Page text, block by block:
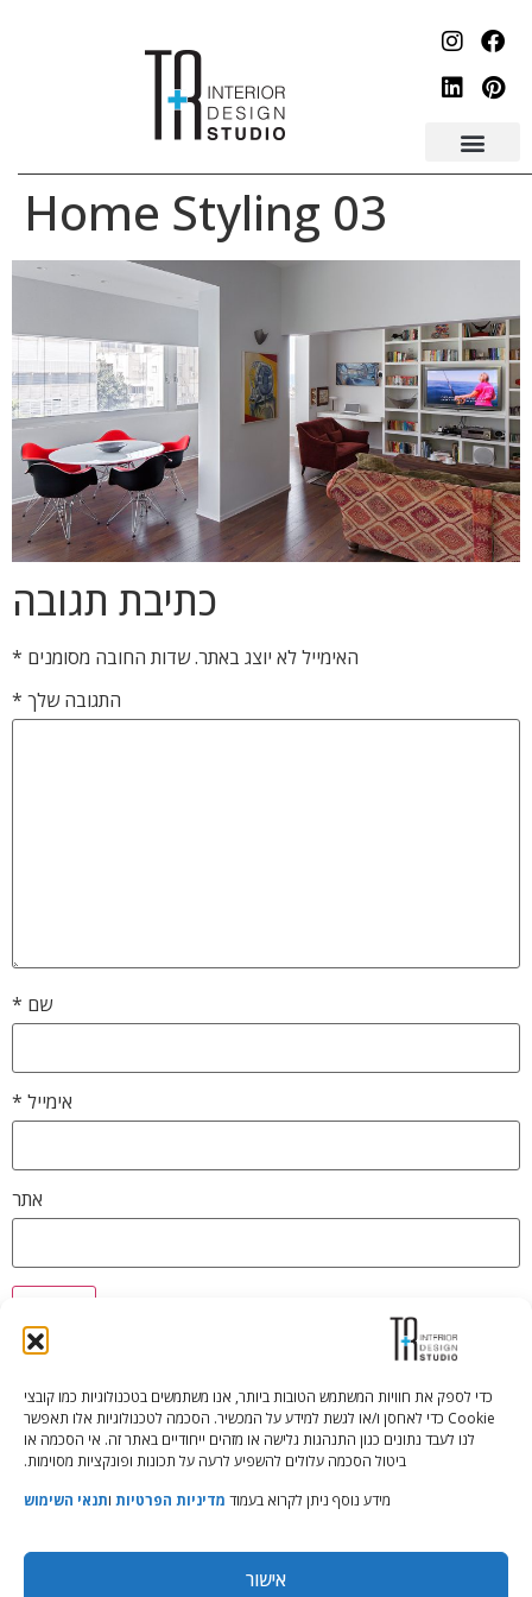
כדי לספק את חוויות המשתמש הטובות ביותר, אנו משתמשים בטכנולוגיות כמו קובצי
Cookie כדי לאחסן ו/או לגשת למידע על המכשיר. הסכמה לטכנולוגיות אלו תאפשר
לנו לעבד נתונים כגון התנהגות גלישה או מזהים ייחודיים באתר זה. אי הסכמה או
ביטול הסכמה עלולים להשפיע לרעה על תכונות ופונקציות מסוימות.
מידע נוסף ניתן לקרוא בעמוד מדיניות הפרטיות ותנאי השימוש
אישור
Home Styling 03
כתיבת תגובה
האימייל לא יוצג באתר.שדות החובה מסומנים *
התגובה שלך *
שם *
אימייל *
אתר
Tali Shenfeld:052.620.2446
tali@TRstudio.co.il
rakefet@TRstudio.co.il